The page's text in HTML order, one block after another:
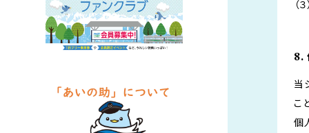
（
8.
当
こ
個